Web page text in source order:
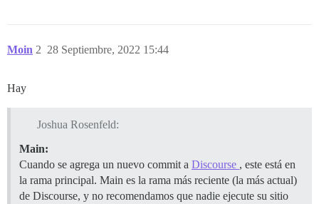
Moin 28 Septiembre, 2022 15:44
2
Hay
Joshua Rosenfeld:
Main:
Cuando se agrega un nuevo commit a Discourse , este está en
la rama principal. Main es la rama más reciente (la más actual)
de Discourse, y no recomendamos que nadie ejecute su sitio